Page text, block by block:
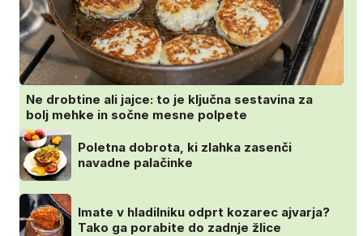
Ne drobtine ali jajce: to je ključna sestavina za
bolj mehke in sočne mesne polpete
Poletna dobrota, ki zlahka zasenči
navadne palačinke
Imate v hladilniku odprt kozarec ajvarja?
Tako ga porabite do zadnje žlice